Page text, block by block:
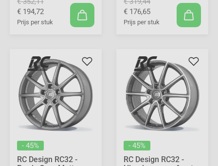
€ 194,72
Prijs per stuk
€ 176,65
Prijs per stuk
- 45%
RC Design RC32 -
- 45%
RC Design RC32 -